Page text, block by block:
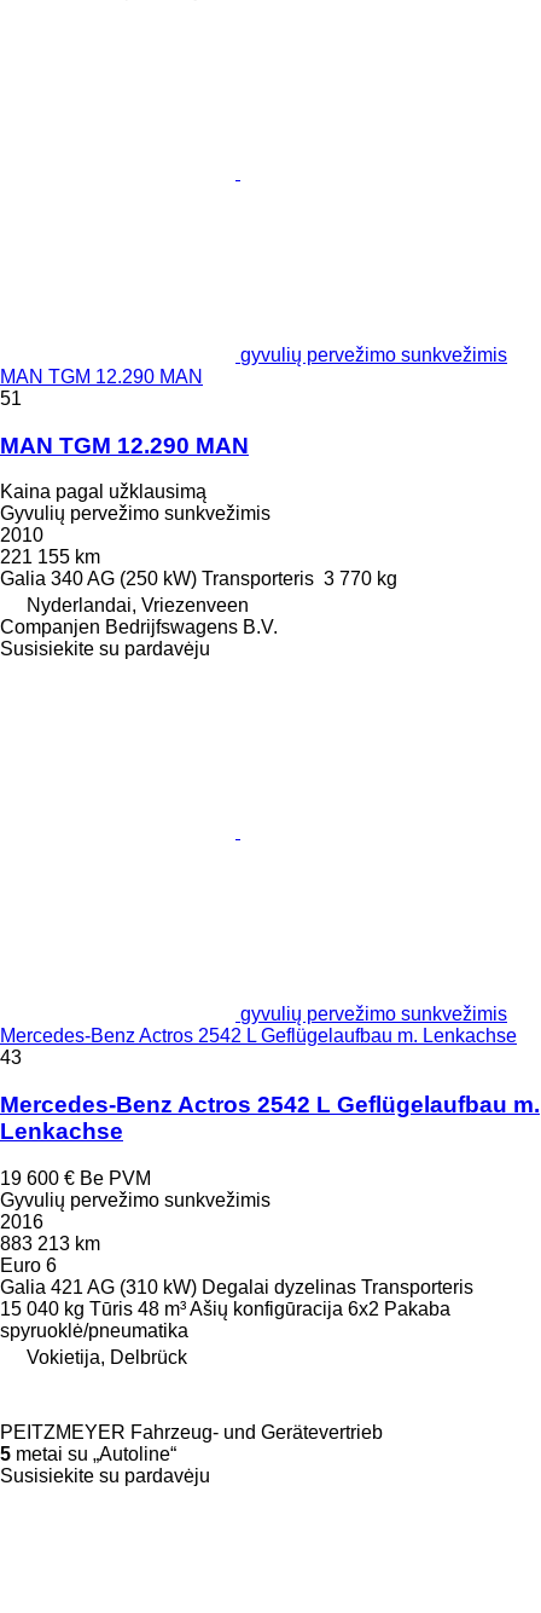
gyvulių pervežimo sunkvežimis
MAN TGM 12.290 MAN
51
MAN TGM 12.290 MAN
Kaina pagal užklausimą
Gyvulių pervežimo sunkvežimis
2010
221 155 km
Galia 340 AG (250 kW) Transporteris 3 770 kg
Nyderlandai, Vriezenveen
Companjen Bedrijfswagens B.V.
Susisiekite su pardavėju
gyvulių pervežimo sunkvežimis
Mercedes-Benz Actros 2542 L Geflügelaufbau m. Lenkachse
43
Mercedes-Benz Actros 2542 L Geflügelaufbau m.
Lenkachse
19 600 € Be PVM
Gyvulių pervežimo sunkvežimis
2016
883 213 km
Euro 6
Galia 421 AG (310 kW) Degalai dyzelinas Transporteris
15 040 kg Tūris 48 m³Ašių konfigūracija 6x2 Pakaba
spyruoklė/pneumatika
Vokietija, Delbrück
PEITZMEYER Fahrzeug- und Gerätevertrieb
5 metai su „Autoline“
Susisiekite su pardavėju